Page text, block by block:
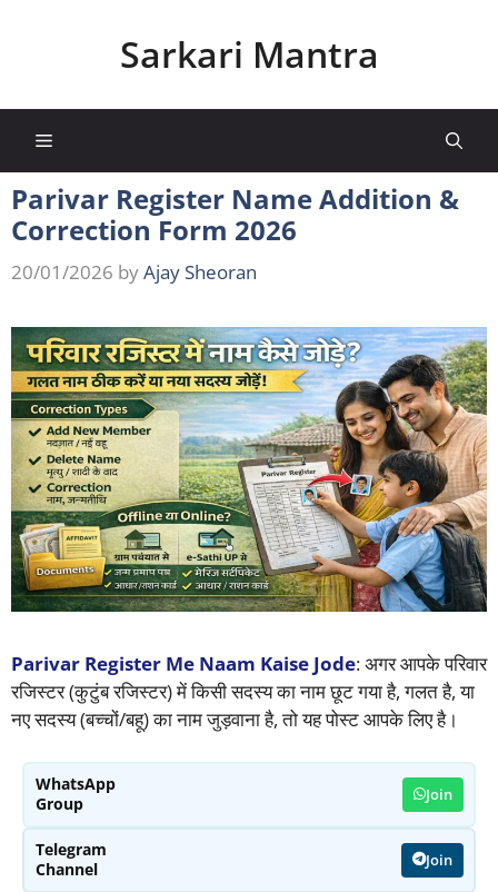
Sarkari Mantra
Menu
Parivar Register Name Addition &
Correction Form 2026
20/01/2026 byAjay Sheoran
Parivar Register Me Naam Kaise Jode: अगर आपके परिवार
रजिस्टर (कुटुंब रजिस्टर) में किसी सदस्य का नाम छूट गया है, गलत है, या
नए सदस्य (बच्चों/बहू) का नाम जुड़वाना है, तो यह पोस्ट आपके लिए है।
WhatsApp
Group
Join
Telegram
Channel
Join